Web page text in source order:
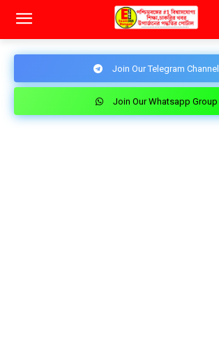
Join Our Telegram Channel
Join Our Whatsapp Group